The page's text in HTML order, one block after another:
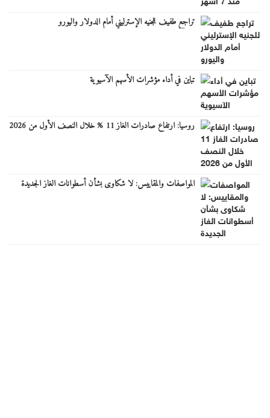
تراجع طفيف للجنيه الإسترليني أمام الدولار واليورو
تباين في أداء مؤشرات الأسهم الآسيوية
روسيا: ارتفاع صادرات الغاز 11 % خلال النصف الأول من 2026
المواصفات والمقاييس: لا شكاوى بشأن أسطوانات الغاز الجديدة